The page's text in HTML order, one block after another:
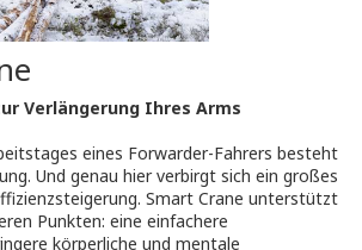
Verlängerung Ihres Arms
eines Forwarder-Fahrers besteht
Und genau hier verbirgt sich ein großes
Smart Crane unterstützt
Punkten: eine einfachere
körperliche und mentale